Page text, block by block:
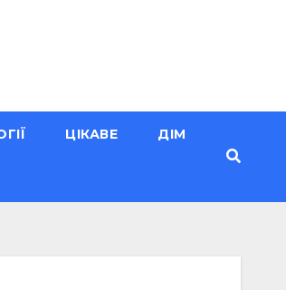
ЦІКАВЕ ДІМ